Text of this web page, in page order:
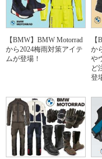
【BMW】BMW Motorrad
から2024梅雨対策アイテ
ムが登場！
か
や
ど
登